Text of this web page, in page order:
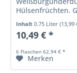
Hülsenfrüchten.
Säure gefolgt
Inhalt0.75 Liter
10,49 € *
6 Flaschen 62,94 € *
Merken